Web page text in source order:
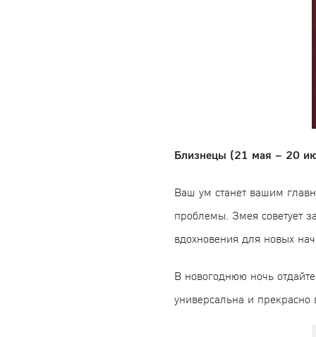
Близнецы (21 мая – 20
Ваш ум станет вашим
проблемы. Змея советует
вдохновения для новых
В новогоднюю ночь
универсальна и